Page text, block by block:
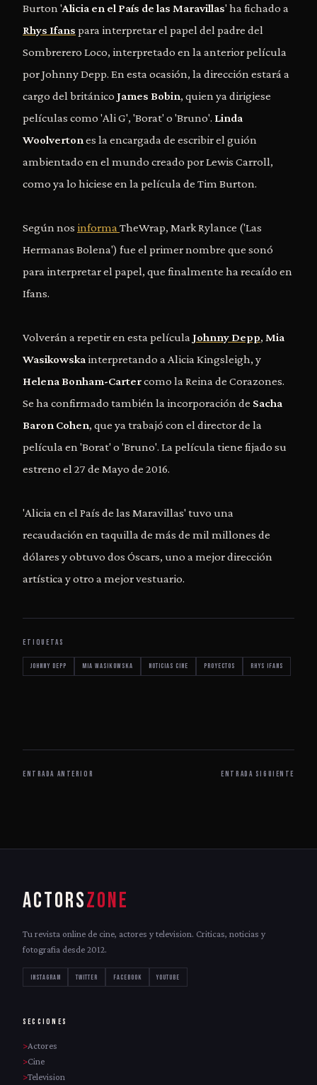
Burton 'Alicia en el País de las Maravillas' ha fichado a
Rhys Ifans para interpretar el papel del padre del
Sombrerero Loco, interpretado en la anterior película
por Johnny Depp. En esta ocasión, la dirección estará a
cargo del británico James Bobin, quien ya dirigiese
películas como 'Ali G', 'Borat' o 'Bruno'. Linda
Woolverton es la encargada de escribir el guión
ambientado en el mundo creado por Lewis Carroll,
como ya lo hiciese en la película de Tim Burton.
Según nos informa TheWrap, Mark Rylance ('Las
Hermanas Bolena') fue el primer nombre que sonó
para interpretar el papel, que finalmente ha recaído en
Ifans.
Volverán a repetir en esta película Johnny Depp, Mia
Wasikowska interpretando a Alicia Kingsleigh, y
Helena Bonham-Cartercomo la Reina de Corazones.
Se ha confirmado también la incorporación de Sacha
Baron Cohen, que ya trabajó con el director de la
película en 'Borat' o 'Bruno'. La película tiene fijado su
estreno el 27 de Mayo de 2016.
'Alicia en el País de las Maravillas' tuvo una
recaudación en taquilla de más de mil millones de
dólares y obtuvo dos Óscars, uno a mejor dirección
artística y otro a mejor vestuario.
ETIQUETAS
Johnny Depp Mia Wasikowska noticias cine proyectos Rhys Ifans
ENTRADA ANTERIOR ENTRADA SIGUIENTE
ACTORSZONE
Tu revista online de cine, actores y television. Criticas, noticias y
fotografia desde 2012.
INSTAGRAM TWITTER FACEBOOK YOUTUBE
SECCIONES
Actores
Cine
Television